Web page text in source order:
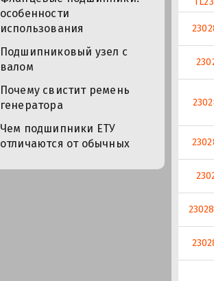
особенности
использования
Подшипниковый узел с
валом
Почему свистит ремень
генератора
Чем подшипники ЕТУ
отличаются от обычных